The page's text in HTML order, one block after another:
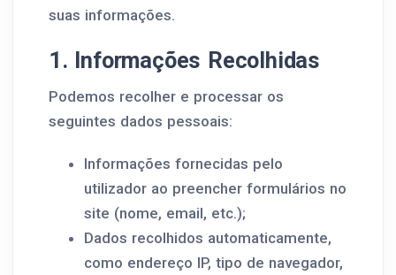
suas informações.
1. Informações Recolhidas
Podemos recolher e processar os
seguintes dados pessoais:
Informações fornecidas pelo
utilizador ao preencher formulários no
site (nome, email, etc.);
Dados recolhidos automaticamente,
como endereço IP, tipo de navegador,